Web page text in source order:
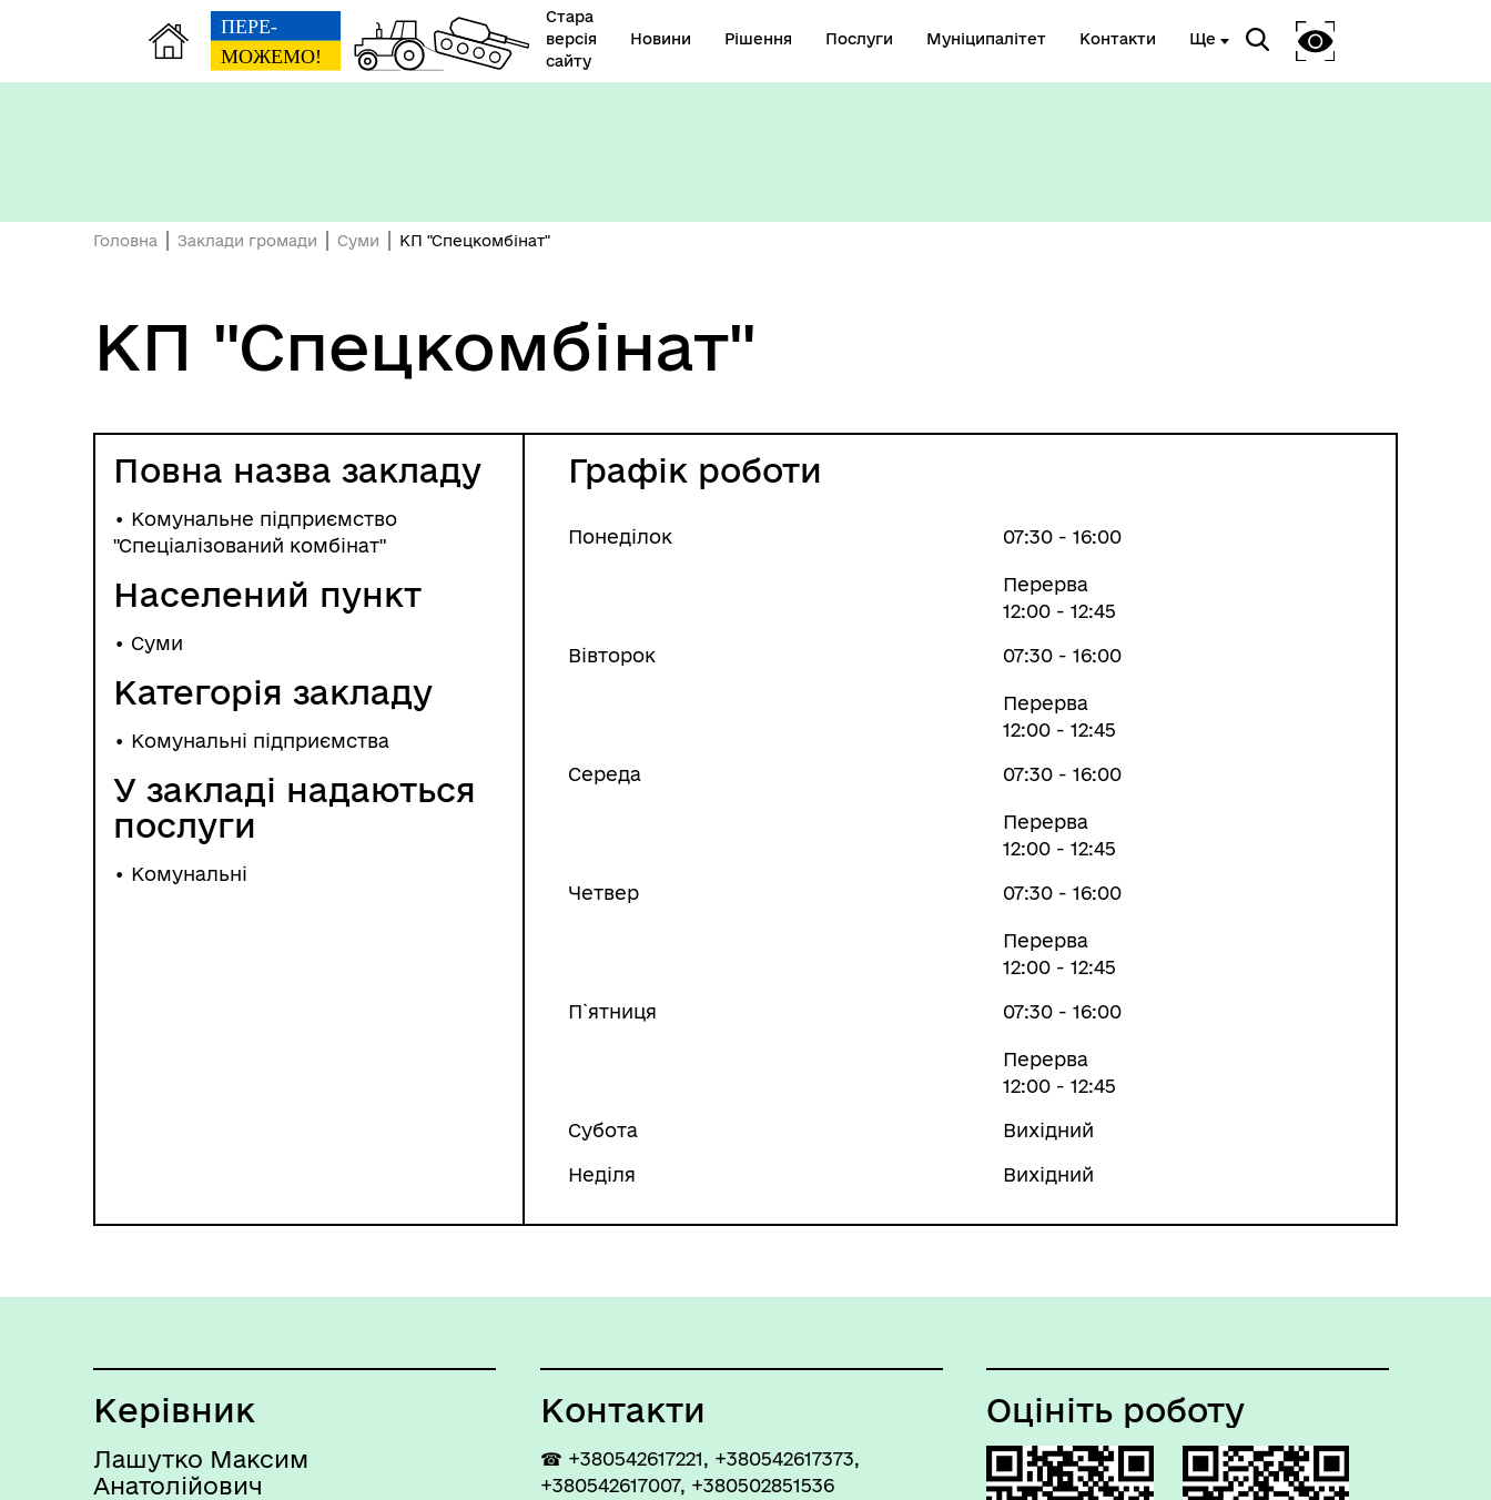
Стара
версія
сайту
Новини Рішення Послуги Муніципалітет Контакти Ще
Символіка міста Суми
Бізнесу
Рекрутинг
Головна Заклади громади Суми КП "Спецкомбінат"
КП "Спецкомбінат"
Графік роботи
Понеділок 07:30 - 16:00
Перерва
12:00 - 12:45
Вівторок 07:30 - 16:00
Перерва
12:00 - 12:45
Середа 07:30 - 16:00
Перерва
12:00 - 12:45
Четвер 07:30 - 16:00
Перерва
12:00 - 12:45
П`ятниця 07:30 - 16:00
Перерва
12:00 - 12:45
Субота Вихідний
Неділя Вихідний
Повна назва закладу
• Комунальне підприємство
"Спеціалізований комбінат"
Населений пункт
• Суми
Категорія закладу
• Комунальні підприємства
У закладі надаються
послуги
• Комунальні
Керівник
Лашутко Максим
Анатолійович
Контакти
☎ +380542617221, +380542617373,
+380542617007, +380502851536
Оцініть роботу